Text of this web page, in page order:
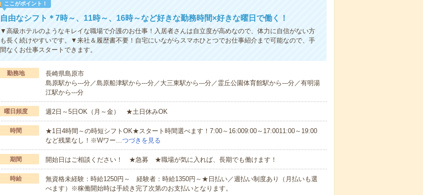
ここがポイント！
自由なシフト＊7時～、11時～、16時～など好きな勤務時間×好きな曜日で働く！
▼高級ホテルのようなキレイな職場で介護のお仕事！入居者さんは自立度が高めなので、体力に自信がない方
も長く続けやすいです。▼来社＆履歴書不要！自宅にいながらスマホひとつでお仕事紹介まで可能なので、手
間なくお仕事スタートできます。
勤務地
長崎県島原市
島原駅から---分／島原船津駅から---分／大三東駅から---分／霊丘公園体育館駅から---分／有明湯
江駅から---分
曜日頻度 週2日～5日OK（月～金） ★土日休みOK
時間
★1日4時間～の時短シフトOK★スタート時間選べます！7:00～16:009:00～17:0011:00～19:00
など残業なし！※Wワー…つづきを見る
期間 開始日はご相談ください！ ★急募 ★職場が気に入れば、長期でも働けます！
時給
無資格未経験：時給1250円～ 経験者：時給1350円～★日払い／週払い制度あり（月払いも選
べます）※稼働開始時は手続き完了次第のお支払いとなります。